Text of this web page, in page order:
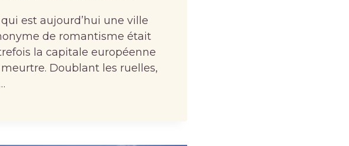
est aujourd’hui une ville
de romantisme était
la capitale européenne
Doublant les ruelles,